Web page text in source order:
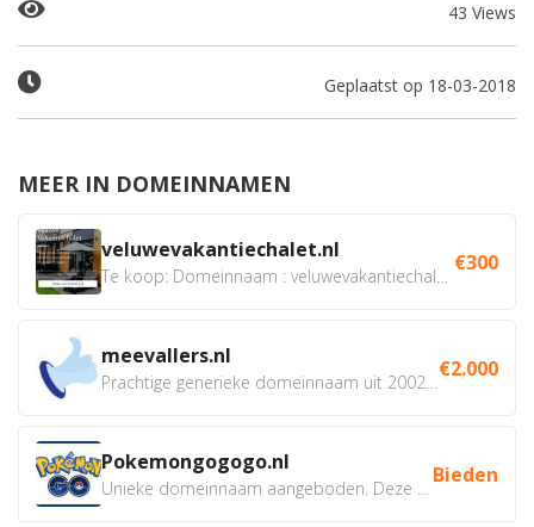
43 Views
Geplaatst op 18-03-2018
MEER IN DOMEINNAMEN
veluwevakantiechalet.nl €300
meevallers.nl €2.000
Pokemongogogo.nl Bieden